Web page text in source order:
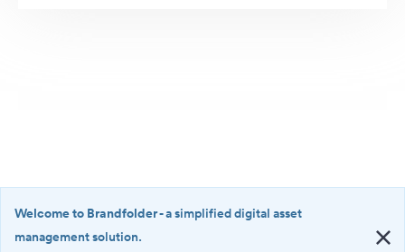
Welcome to Brandfolder- a simplified digital asset
management solution.